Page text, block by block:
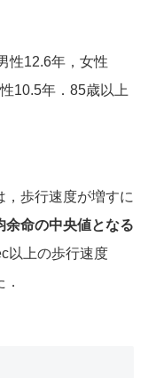
性12.6年，女性
10.5年．85歳以上
歩行速度が増すに
余命の中央値となる
以上の歩行速度